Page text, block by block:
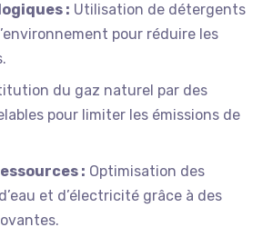
: Utilisation de détergents
pour réduire les
du gaz naturel par des
pour limiter les émissions de
: Optimisation des
et d’électricité grâce à des